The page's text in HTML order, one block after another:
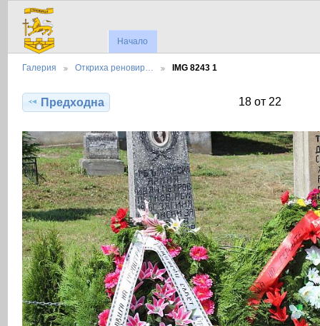
Начало
Галерия Откриха реновир… IMG 8243 1
Предходна 18 от 22